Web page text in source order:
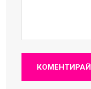
КОМЕНТИРАЙ